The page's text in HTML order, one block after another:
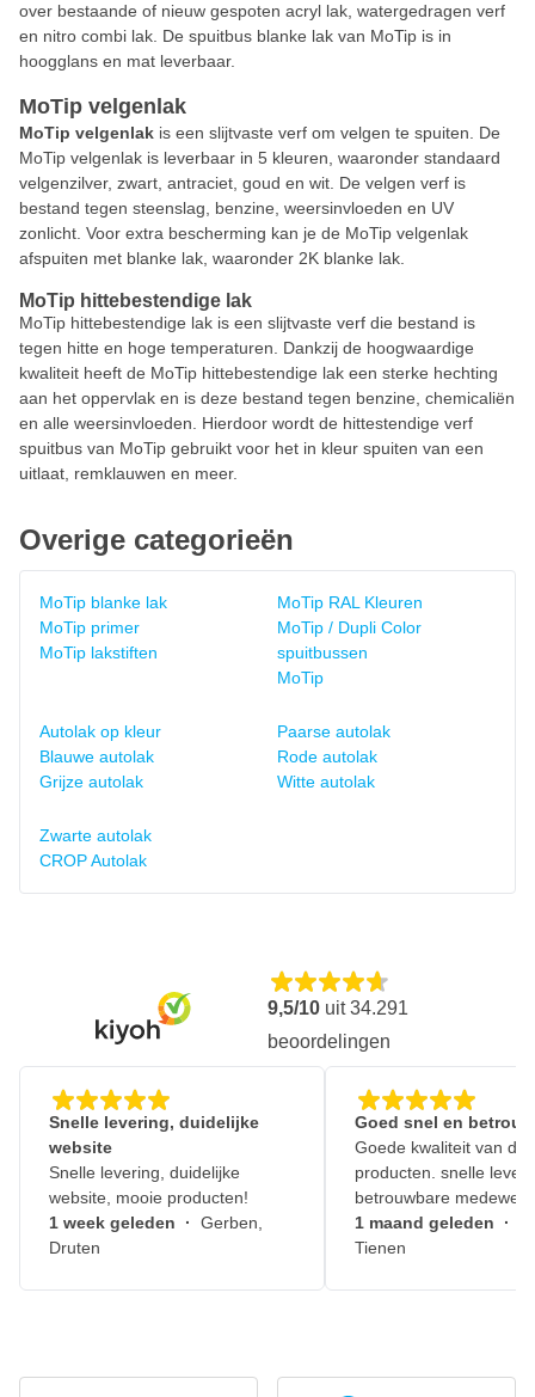
over bestaande of nieuw gespoten acryl lak, watergedragen verf
en nitro combi lak. De spuitbus blanke lak van MoTip is in
hoogglans en mat leverbaar.
MoTip velgenlak
MoTip velgenlak is een slijtvaste verf om velgen te spuiten. De
MoTip velgenlak is leverbaar in 5 kleuren, waaronder standaard
velgenzilver, zwart, antraciet, goud en wit. De velgen verf is
bestand tegen steenslag, benzine, weersinvloeden en UV
zonlicht. Voor extra bescherming kan je de MoTip velgenlak
afspuiten met blanke lak, waaronder 2K blanke lak.
MoTip hittebestendige lak
MoTip hittebestendige lak is een slijtvaste verf die bestand is
tegen hitte en hoge temperaturen. Dankzij de hoogwaardige
kwaliteit heeft de MoTip hittebestendige lak een sterke hechting
aan het oppervlak en is deze bestand tegen benzine, chemicaliën
en alle weersinvloeden. Hierdoor wordt de hittestendige verf
spuitbus van MoTip gebruikt voor het in kleur spuiten van een
uitlaat, remklauwen en meer.
Overige categorieën
MoTip blanke lak
MoTip primer
MoTip lakstiften
MoTip RAL Kleuren
MoTip / Dupli Color
spuitbussen
MoTip
Autolak op kleur
Blauwe autolak
Grijze autolak
Paarse autolak
Rode autolak
Witte autolak
Zwarte autolak
CROP Autolak
9,5/10 uit34.291
beoordelingen
Snelle levering, duidelijke
website
Snelle levering, duidelijke
website, mooie producten!
1 week geleden · Gerben,
Druten
Goed snel en
Goede kwaliteit van de
producten. snelle
betrouwbare
1 maand geleden ·
Tienen